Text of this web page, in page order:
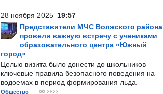
28 ноября 2025 19:57
Представители МЧС Волжского района
провели важную встречу с учениками
образовательного центра «Южный
город»
Целью визита было донести до школьников
ключевые правила безопасного поведения на
водоемах в период формирования льда.
Общество 2823